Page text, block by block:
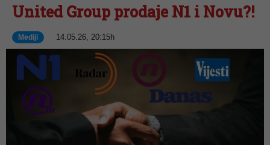
United Group prodaje N1 i Novu?!
Mediji 14.05.26, 20:15h